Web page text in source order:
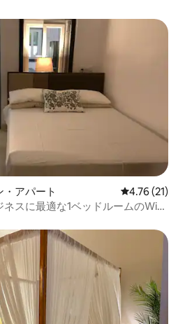
アパート レビュー21
4.76 (21)
スに最適な1ベッドルームのWi-